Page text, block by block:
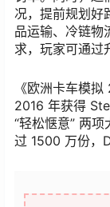
况，提前规划好
品运输、冷链物
求，玩家可通过
《欧洲卡车模
2016 年获得
“轻松惬意” 两
过 1500 万份，